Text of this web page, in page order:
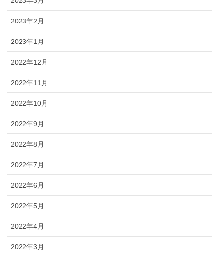
2023年2月
2023年1月
2022年12月
2022年11月
2022年10月
2022年9月
2022年8月
2022年7月
2022年6月
2022年5月
2022年4月
2022年3月